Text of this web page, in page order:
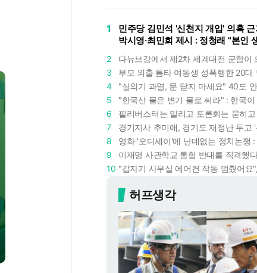
1
민주당 김민석 '신천지 개입' 의혹 근
박시영·최민희 제시 : 정청래 "본인
2
3
4
5
6
7
8
9
10
허프생각